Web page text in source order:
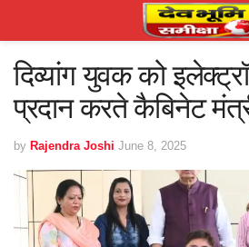
दिव्यांग युवक को
प्रदान करते कैबिनेट
by Rajendra Joshi June 8, 2025